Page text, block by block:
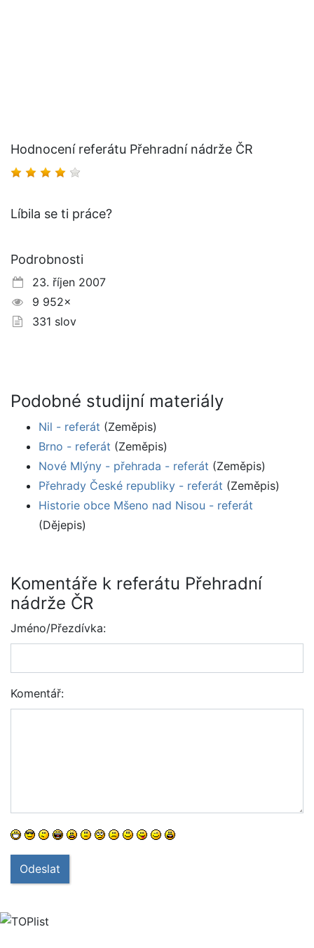
Hodnocení referátu Přehradní nádrže ČR
Líbila se ti práce?
Podrobnosti
23. říjen 2007
9 952×
331 slov
Podobné studijní materiály
Nil - referát (Zeměpis)
Brno - referát (Zeměpis)
Nové Mlýny - přehrada - referát (Zeměpis)
Přehrady České republiky - referát (Zeměpis)
Historie obce Mšeno nad Nisou - referát
(Dějepis)
Komentáře k referátu Přehradní
nádrže ČR
Jméno/Přezdívka:
Komentář:
Odeslat